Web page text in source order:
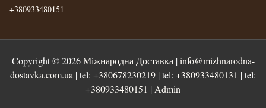
+380933480151
Copyright © 2026 Міжнародна Доставка |info@mizhnarodna-
dostavka.com.ua | tel: +380678230219 | tel: +380933480131 | tel:
+380933480151 | Admin